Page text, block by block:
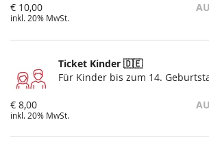
€ 10,00
inkl. 20% MwSt.
Ticket Kinder 🇩🇪
Für Kinder bis zum 14.
€ 8,00
inkl. 20% MwSt.